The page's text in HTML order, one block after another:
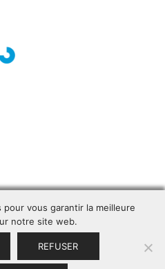
vous garantir la meilleure
notre site web.
REFUSER